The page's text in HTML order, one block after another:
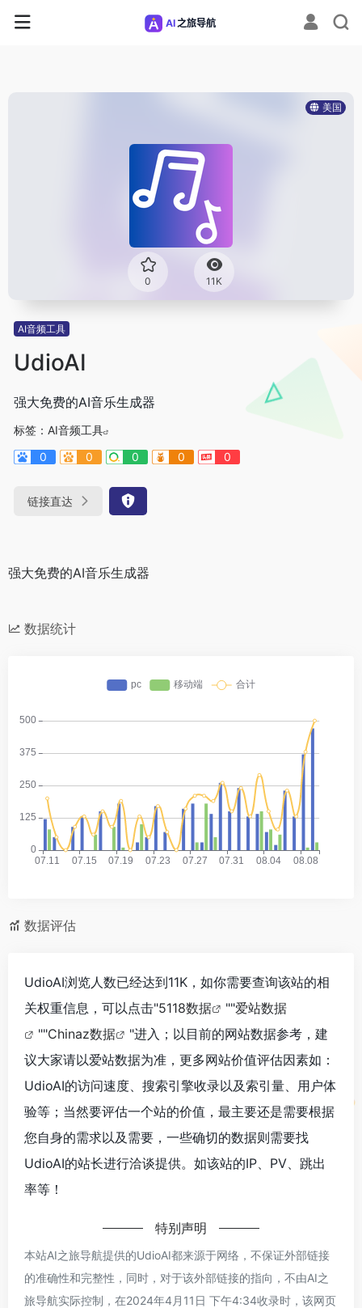
美国
0 11K
AI音频工具
UdioAI
强大免费的AI音乐生成器
标签： AI音频工具
0
0 0 0 0
链接直达
强大免费的AI音乐生成器
数据统计
数据评估
UdioAI浏览人数已经达到11K，如你需要查询该站的相
关权重信息，可以点击"5118数据 ""爱站数据
""Chinaz数据
"进入；以目前的网站数据参考，建
议大家请以爱站数据为准，更多网站价值评估因素如：
UdioAI的访问速度、搜索引擎收录以及索引量、用户体
验等；当然要评估一个站的价值，最主要还是需要根据
您自身的需求以及需要，一些确切的数据则需要找
UdioAI的站长进行洽谈提供。如该站的IP、PV、跳出
率等！
特别声明
本站AI之旅导航提供的UdioAI都来源于网络，不保证外部链接
的准确性和完整性，同时，对于该外部链接的指向，不由AI之
旅导航实际控制，在2024年4月11日 下午4:34收录时，该网页